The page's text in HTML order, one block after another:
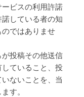
ビスの利用許諾
している者の知
ではありませ
投稿その他送信
ていること、投
ないことを、当
す。